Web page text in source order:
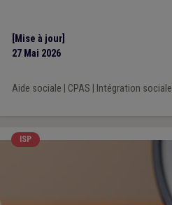
[Mise à jour]
27 Mai 2026
Aide sociale CPAS Intégration sociale
ISP